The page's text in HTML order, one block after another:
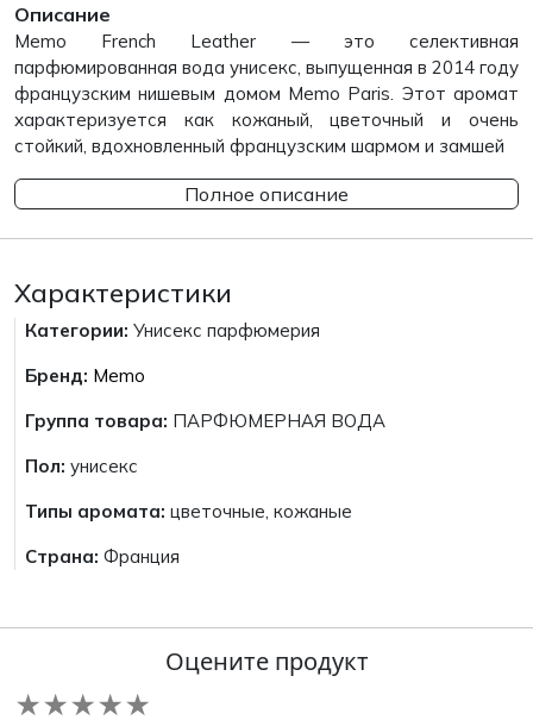
Описание
Memo French Leather — это селективная
парфюмированная вода унисекс, выпущенная в 2014 году
французским нишевым домом Memo Paris. Этот аромат
характеризуется как кожаный, цветочный и очень
стойкий, вдохновленный французским шармом и замшей
Полное описание
Характеристики
Категории: Унисекс парфюмерия
Бренд: Memo
Группа товара: ПАРФЮМЕРНАЯ ВОДА
Пол: унисекс
Типы аромата: цветочные, кожаные
Страна: Франция
Оцените продукт
★
★
★
★
★